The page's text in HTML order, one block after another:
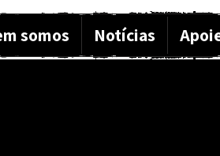
somos Notícias